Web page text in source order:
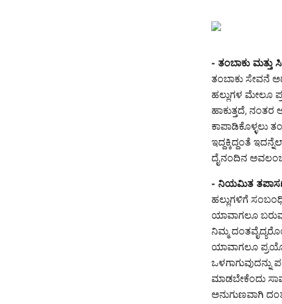
- ತಂಬಾಕು ಮತ್ತು
ತಂಬಾಕು ಸೇವನೆ
ಹಲ್ಲುಗಳ ಮೇಲೂ
ಹಾಕುತ್ತದೆ,
ಕಾಪಾಡಿಕೊಳ್ಳಲು
ಇದ್ದಕ್ಕಿದ್ದಂತೆ
ದೈನಂದಿನ
- ನಿಯಮಿತ
ಹಲ್ಲುಗಳಿಗೆ
ಯಾವಾಗಲೂ
ನಿಮ್ಮ
ಯಾವಾಗಲೂ
ಒಳಗಾಗುವುದನ್ನು
ಮಾಡಬೇಕೆಂದು
ಅನುಗುಣವಾಗಿ